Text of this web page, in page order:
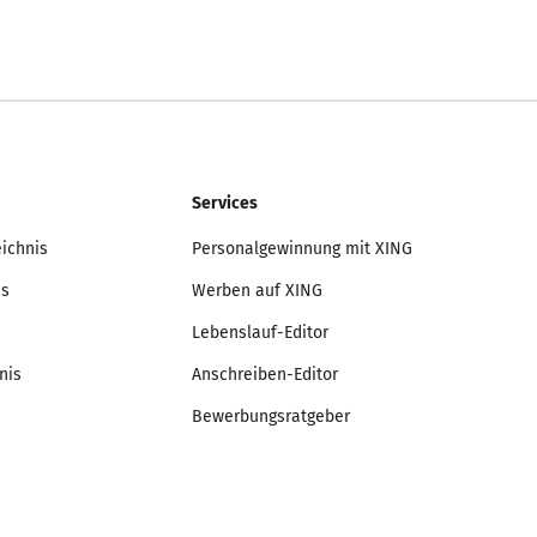
Services
Personalgewinnung mit XING
Werben auf XING
Lebenslauf-Editor
Anschreiben-Editor
Bewerbungsratgeber